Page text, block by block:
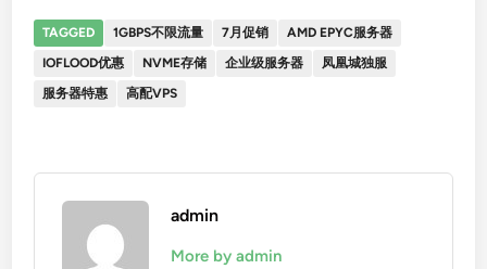
TAGGED 1GBPS不限流量 7月促销
AMD EPYC服务器
IOFLOOD优惠
NVME存储 企业级服务器
凤凰城独服
服务器特惠
高配VPS
admin
More by admin